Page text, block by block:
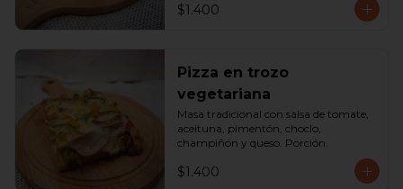
$1.400
Pizza en trozo
vegetariana
Masa tradicional con salsa de tomate,
aceituna, pimentón, choclo,
champiñón y queso. Porción.
$1.400